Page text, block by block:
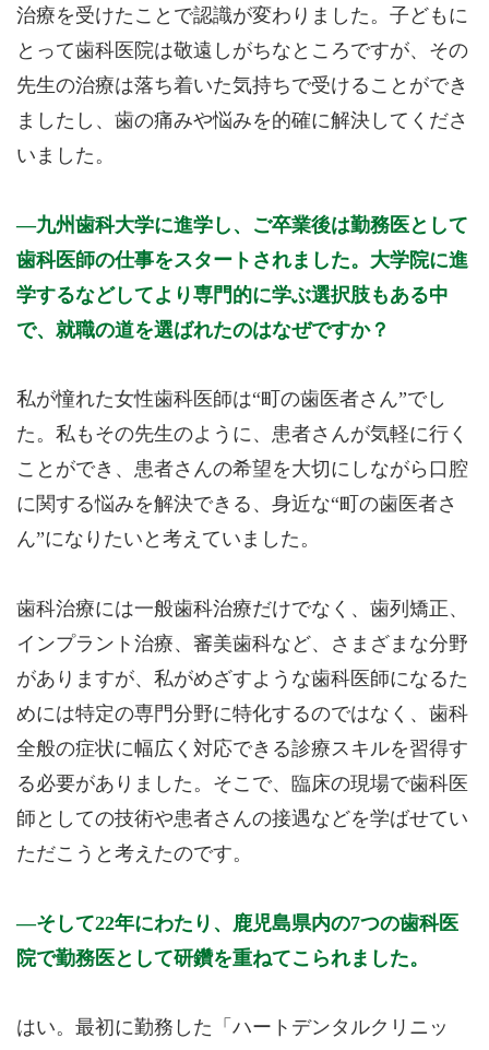
治療を受けたことで認識が変わりました。子どもに
とって歯科医院は敬遠しがちなところですが、その
先生の治療は落ち着いた気持ちで受けることができ
ましたし、歯の痛みや悩みを的確に解決してくださ
いました。
九州歯科大学に進学し、ご卒業後は勤務医として
歯科医師の仕事をスタートされました。大学院に進
学するなどしてより専門的に学ぶ選択肢もある中
で、就職の道を選ばれたのはなぜですか？
私が憧れた女性歯科医師は“町の歯医者さん”でし
た。私もその先生のように、患者さんが気軽に行く
ことができ、患者さんの希望を大切にしながら口腔
に関する悩みを解決できる、身近な“町の歯医者さ
ん”になりたいと考えていました。
歯科治療には一般歯科治療だけでなく、歯列矯正、
インプラント治療、審美歯科など、さまざまな分野
がありますが、私がめざすような歯科医師になるた
めには特定の専門分野に特化するのではなく、歯科
全般の症状に幅広く対応できる診療スキルを習得す
る必要がありました。そこで、臨床の現場で歯科医
師としての技術や患者さんの接遇などを学ばせてい
ただこうと考えたのです。
そして22年にわたり、鹿児島県内の7つの歯科医
院で勤務医として研鑽を重ねてこられました。
はい。最初に勤務した「ハートデンタルクリニッ